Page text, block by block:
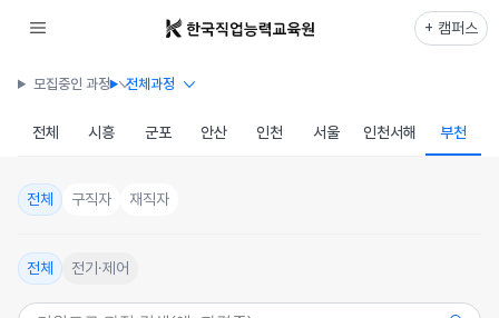
+ 캠퍼스
모집중인 과정 전체과정
전체 시흥 군포 안산 인천 서울 인천서해 부천
전체 구직자 재직자
전체 전기·제어